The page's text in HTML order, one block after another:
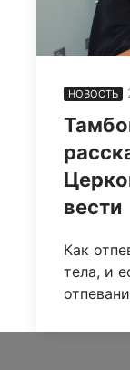
НОВОСТЬ
вести
Как
тела, и